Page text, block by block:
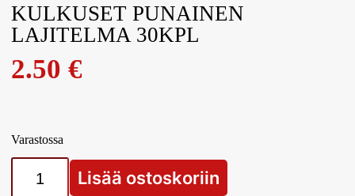
KULKUSET PUNAINEN
LAJITELMA 30KPL
2.50€
Varastossa
Lisää ostoskoriin